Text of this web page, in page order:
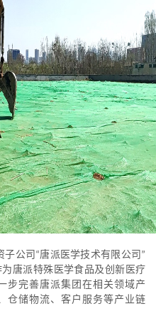
子公司 “唐派医学技术有限公司 ”
唐派特殊医学食品及创新医疗
步完善唐派集团在相关领域产
仓储物流、客户服务等产业链